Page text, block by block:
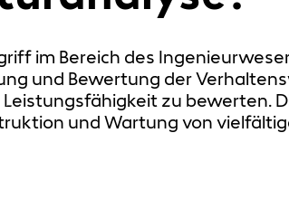
im Bereich des
und Bewertung der
zu bewerten.
und Wartung von